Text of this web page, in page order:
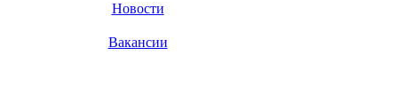
Новости
Вакансии